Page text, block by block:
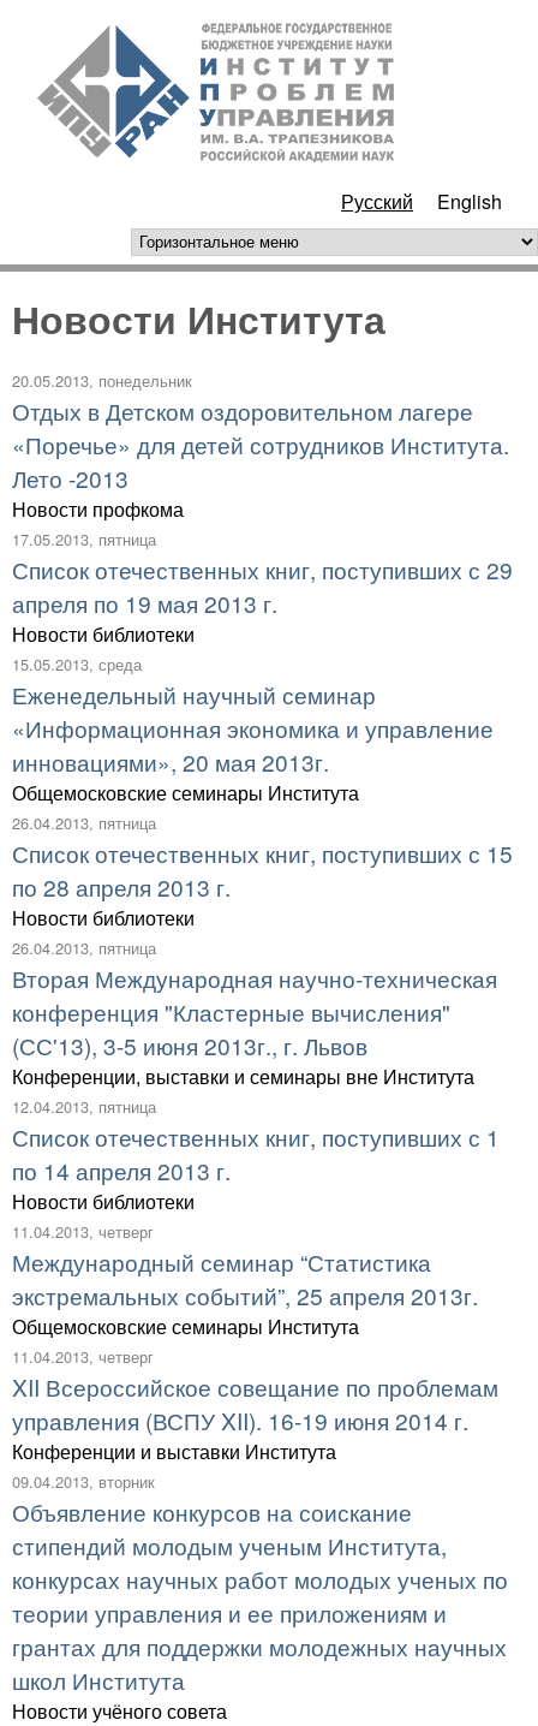
Перейти к основному
содержанию
РАН
Русский English
горизонтальное меню
Новости Института
20.05.2013, понедельник
Отдых в Детском оздоровительном лагере
«Поречье» для детей сотрудников Института.
Лето -2013
Новости профкома
17.05.2013, пятница
Список отечественных книг, поступивших с 29
апреля по 19 мая 2013 г.
Новости библиотеки
15.05.2013, среда
Еженедельный научный семинар
«Информационная экономика и управление
инновациями», 20 мая 2013г.
Общемосковские семинары Института
26.04.2013, пятница
Список отечественных книг, поступивших с 15
по 28 апреля 2013 г.
Новости библиотеки
26.04.2013, пятница
Вторая Международная научно-техническая
конференция "Кластерные вычисления"
(СС'13), 3-5 июня 2013г., г. Львов
Конференции, выставки и семинары вне Института
12.04.2013, пятница
Список отечественных книг, поступивших с 1
по 14 апреля 2013 г.
Новости библиотеки
11.04.2013, четверг
Международный семинар “Статистика
экстремальных событий”, 25 апреля 2013г.
Общемосковские семинары Института
11.04.2013, четверг
XII Всероссийское совещание по проблемам
управления (ВСПУ XII). 16-19 июня 2014 г.
Конференции и выставки Института
09.04.2013, вторник
Объявление конкурсов на соискание
стипендий молодым ученым Института,
конкурсах научных работ молодых ученых по
теории управления и ее приложениям и
грантах для поддержки молодежных научных
школ Института
Новости учёного совета